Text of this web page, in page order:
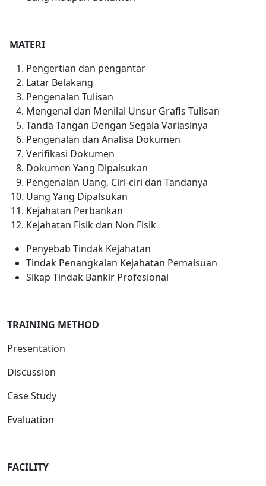
MATERI
Pengertian dan pengantar
Latar Belakang
Pengenalan Tulisan
Mengenal dan Menilai Unsur Grafis Tulisan
Tanda Tangan Dengan Segala Variasinya
Pengenalan dan Analisa Dokumen
Verifikasi Dokumen
Dokumen Yang Dipalsukan
Pengenalan Uang, Ciri-ciri dan Tandanya
Uang Yang Dipalsukan
Kejahatan Perbankan
Kejahatan Fisik dan Non Fisik
Penyebab Tindak Kejahatan
Tindak Penangkalan Kejahatan Pemalsuan
Sikap Tindak Bankir Profesional
TRAINING METHOD
Presentation
Discussion
Case Study
Evaluation
FACILITY